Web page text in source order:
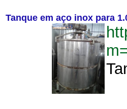
Tanque em aço inox para